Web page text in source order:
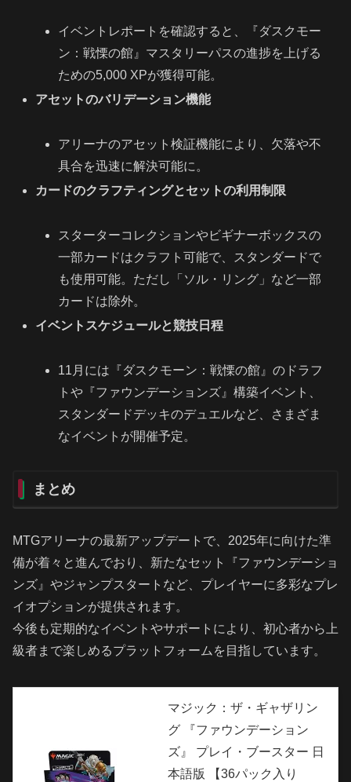
イベントレポートを確認すると、『ダスクモー
ン：戦慄の館』マスタリーパスの進捗を上げる
ための5,000 XPが獲得可能。
アセットのバリデーション機能
アリーナのアセット検証機能により、欠落や不
具合を迅速に解決可能に。
カードのクラフティングとセットの利用制限
スターターコレクションやビギナーボックスの
一部カードはクラフト可能で、スタンダードで
も使用可能。ただし「ソル・リング」など一部
カードは除外。
イベントスケジュールと競技日程
11月には『ダスクモーン：戦慄の館』のドラフ
トや『ファウンデーションズ』構築イベント、
スタンダードデッキのデュエルなど、さまざま
なイベントが開催予定。
まとめ
MTGアリーナの最新アップデートで、2025年に向けた準
備が着々と進んでおり、新たなセット『ファウンデーショ
ンズ』やジャンプスタートなど、プレイヤーに多彩なプレ
イオプションが提供されます。
今後も定期的なイベントやサポートにより、初心者から上
級者まで楽しめるプラットフォームを目指しています。
マジック：ザ・ギャザリン
グ 『ファウンデーション
ズ』 プレイ・ブースター 日
本語版 【36パック入り